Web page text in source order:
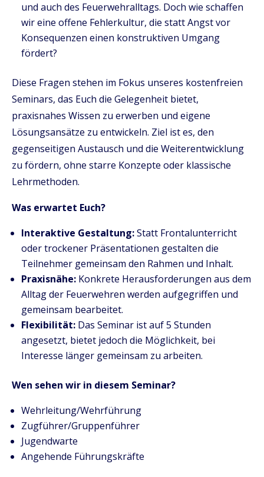
und auch des Feuerwehralltags. Doch wie schaffen
wir eine offene Fehlerkultur, die statt Angst vor
Konsequenzen einen konstruktiven Umgang
fördert?
Diese Fragen stehen im Fokus unseres kostenfreien
Seminars, das Euch die Gelegenheit bietet,
praxisnahes Wissen zu erwerben und eigene
Lösungsansätze zu entwickeln. Ziel ist es, den
gegenseitigen Austausch und die Weiterentwicklung
zu fördern, ohne starre Konzepte oder klassische
Lehrmethoden.
Was erwartet Euch?
Interaktive Gestaltung:Statt Frontalunterricht
oder trockener Präsentationen gestalten die
Teilnehmer gemeinsam den Rahmen und Inhalt.
Praxisnähe: Konkrete Herausforderungen aus dem
Alltag der Feuerwehren werden aufgegriffen und
gemeinsam bearbeitet.
Flexibilität: Das Seminar ist auf 5 Stunden
angesetzt, bietet jedoch die Möglichkeit, bei
Interesse länger gemeinsam zu arbeiten.
Wen sehen wir in diesem Seminar?
Wehrleitung/Wehrführung
Zugführer/Gruppenführer
Jugendwarte
Angehende Führungskräfte